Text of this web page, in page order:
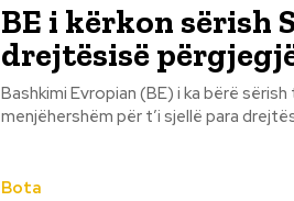
BE i kërkon sërish
drejtësisë
Bashkimi Evropian (BE) i ka bërë
menjëhershëm për t’i sjellë para
Bota